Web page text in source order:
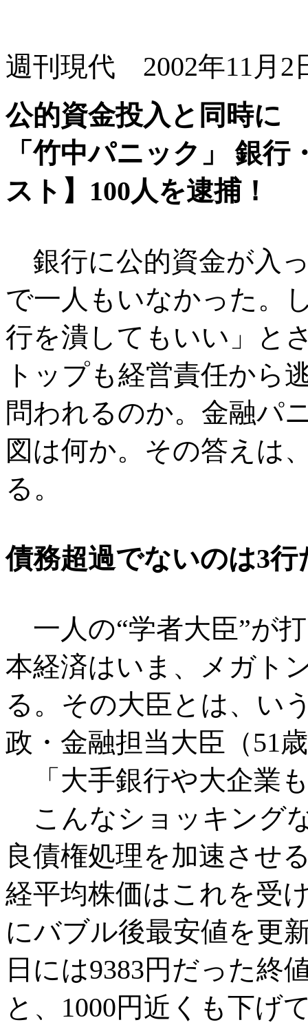
週刊現代 2002年11月2
公的資金投入と同時に
「竹中パニック」 銀
スト】100人を逮捕！
銀行に公的資金が入
で一人もいなかった。
行を潰してもいい」と
トップも経営責任から
問われるのか。金融パ
図は何か。その答えは
る。
債務超過でないのは3行
一人の“学者大臣”が
本経済はいま、メガト
る。その大臣とは、い
政・金融担当大臣（
「大手銀行や大企業
こんなショッキング
良債権処理を加速させ
経平均株価はこれを受
にバブル後最安値を更
日には9383円だった終
と、1000円近くも下げ